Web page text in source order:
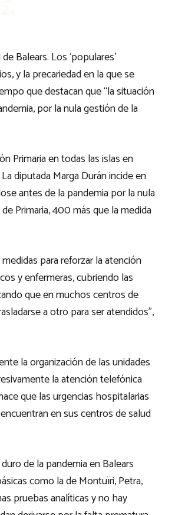
Balears. Los ‘populares’
y la precariedad en la que se
que destacan que “la situación
por la nula gestión de la
Primaria en todas las islas en
diputada Marga Durán incide en
antes de la pandemia por la nula
Primaria, 400 más que la medida
para reforzar la atención
y enfermeras, cubriendo las
que en muchos centros de
a otro para ser atendidos”,
la organización de las unidades
la atención telefónica
que las urgencias hospitalarias
en sus centros de salud
de la pandemia en Balears
como la de Montuïri, Petra,
pruebas analíticas y no hay